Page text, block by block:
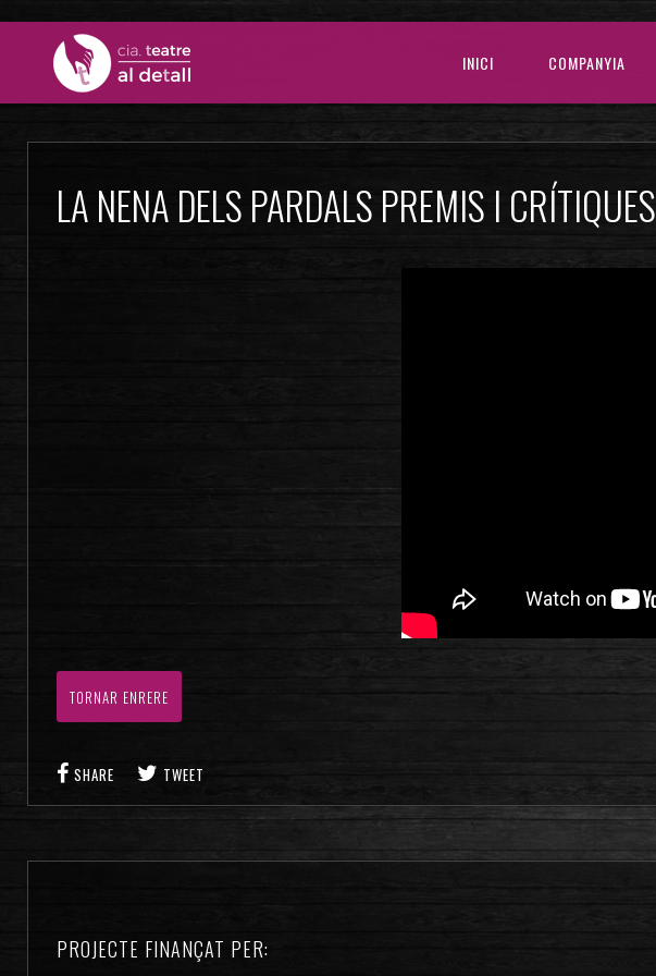
INICI COMPANYIA
LA NENA DELS PARDALS PREMIS I CRÍTIQUES
TORNAR ENRERE
SHARE TWEET
PROJECTE FINANÇAT PER: